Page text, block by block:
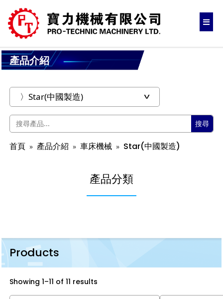
產品介紹
搜尋
首頁 產品介紹 車床機械 Star(中國製造)
產品分類
Products
Showing 1–11 of 11 results